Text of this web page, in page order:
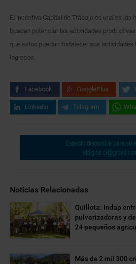
El incentivo Capital de Trabajo es una es las
buscan potenciar las actividades
que estos puedan fortalecer sus actividades
ingresos.
Facebook GooglePlus
Linkedin Telegram
Noticias Relacionadas
Quillota: Indap
pulverizadoras y
24 pequeños
Más de 2 mil 300